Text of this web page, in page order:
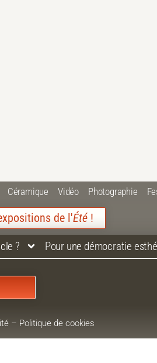
Céramique Vidéo Photographie
de l'Été !
? Pour une démocratie
– Politique de cookies